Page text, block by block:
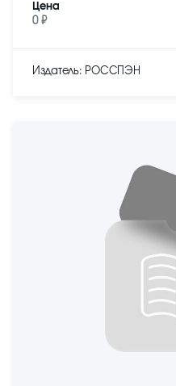
Цена
0 ₽
Издатель: РОССПЭН